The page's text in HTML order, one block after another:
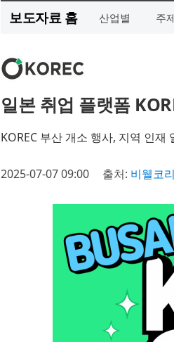
보도자료 홈 산업별 주
일본 취업 플랫폼
KOREC 부산 개소 행사, 지역 인
2025-07-07 09:00 출처: 비웰코